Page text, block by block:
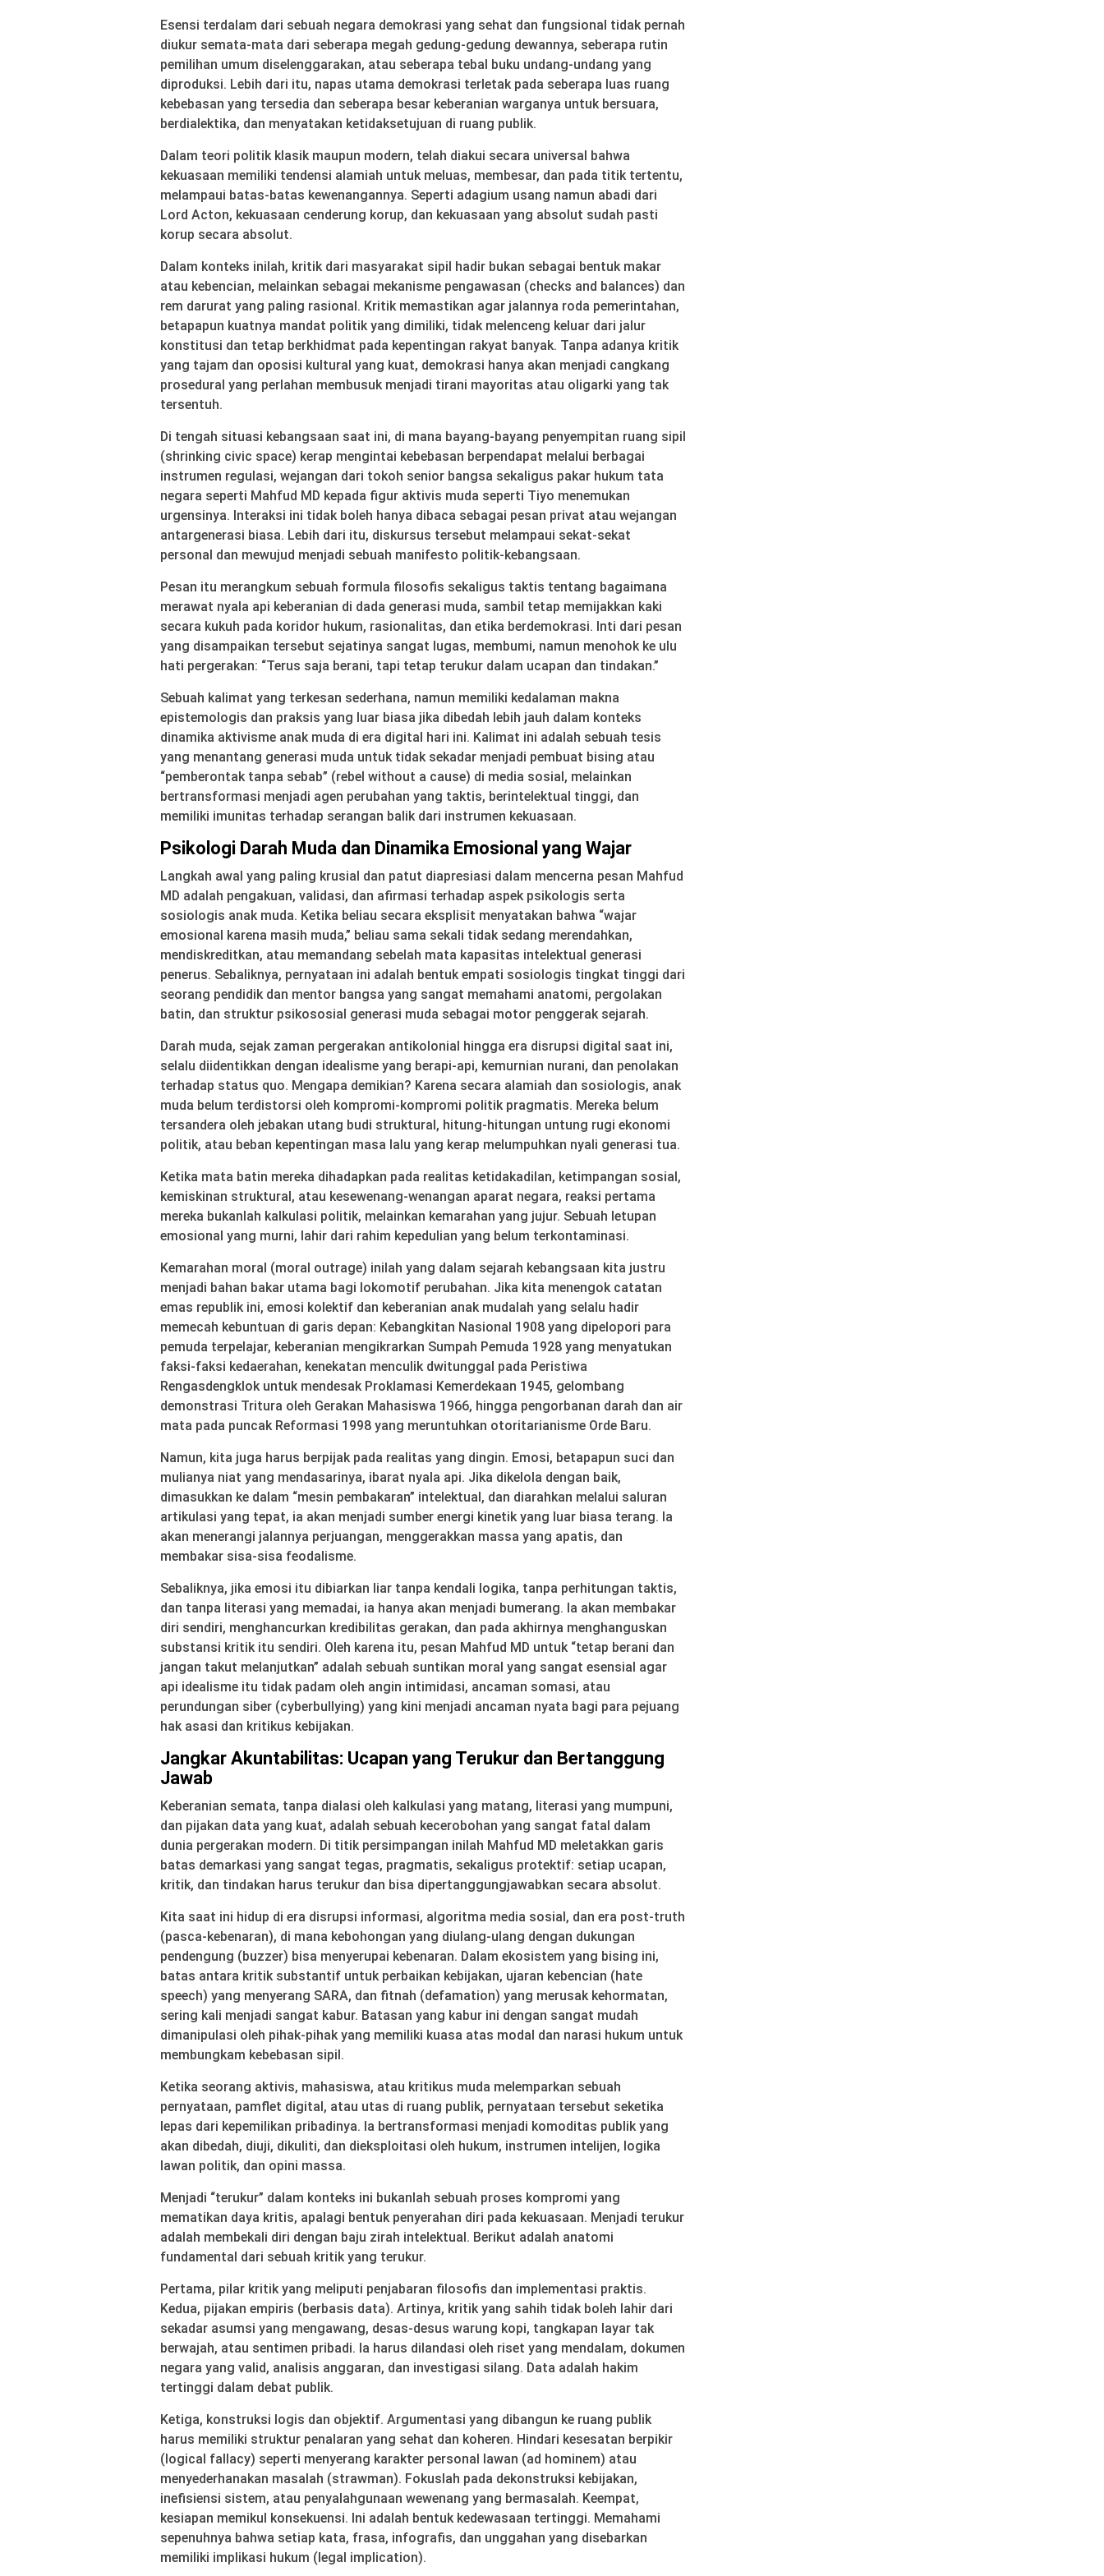
Esensi terdalam dari sebuah negara demokrasi yang sehat dan fungsional tidak pernah
diukur semata-mata dari seberapa megah gedung-gedung dewannya, seberapa rutin
pemilihan umum diselenggarakan, atau seberapa tebal buku undang-undang yang
diproduksi. Lebih dari itu, napas utama demokrasi terletak pada seberapa luas ruang
kebebasan yang tersedia dan seberapa besar keberanian warganya untuk bersuara,
berdialektika, dan menyatakan ketidaksetujuan di ruang publik.
Dalam teori politik klasik maupun modern, telah diakui secara universal bahwa
kekuasaan memiliki tendensi alamiah untuk meluas, membesar, dan pada titik tertentu,
melampaui batas-batas kewenangannya. Seperti adagium usang namun abadi dari
Lord Acton, kekuasaan cenderung korup, dan kekuasaan yang absolut sudah pasti
korup secara absolut.
Dalam konteks inilah, kritik dari masyarakat sipil hadir bukan sebagai bentuk makar
atau kebencian, melainkan sebagai mekanisme pengawasan (checks and balances) dan
rem darurat yang paling rasional. Kritik memastikan agar jalannya roda pemerintahan,
betapapun kuatnya mandat politik yang dimiliki, tidak melenceng keluar dari jalur
konstitusi dan tetap berkhidmat pada kepentingan rakyat banyak. Tanpa adanya kritik
yang tajam dan oposisi kultural yang kuat, demokrasi hanya akan menjadi cangkang
prosedural yang perlahan membusuk menjadi tirani mayoritas atau oligarki yang tak
tersentuh.
Di tengah situasi kebangsaan saat ini, di mana bayang-bayang penyempitan ruang sipil
(shrinking civic space) kerap mengintai kebebasan berpendapat melalui berbagai
instrumen regulasi, wejangan dari tokoh senior bangsa sekaligus pakar hukum tata
negara seperti Mahfud MD kepada figur aktivis muda seperti Tiyo menemukan
urgensinya. Interaksi ini tidak boleh hanya dibaca sebagai pesan privat atau wejangan
antargenerasi biasa. Lebih dari itu, diskursus tersebut melampaui sekat-sekat
personal dan mewujud menjadi sebuah manifesto politik-kebangsaan.
Pesan itu merangkum sebuah formula filosofis sekaligus taktis tentang bagaimana
merawat nyala api keberanian di dada generasi muda, sambil tetap memijakkan kaki
secara kukuh pada koridor hukum, rasionalitas, dan etika berdemokrasi. Inti dari pesan
yang disampaikan tersebut sejatinya sangat lugas, membumi, namun menohok ke ulu
hati pergerakan: “Terus saja berani, tapi tetap terukur dalam ucapan dan tindakan.”
Sebuah kalimat yang terkesan sederhana, namun memiliki kedalaman makna
epistemologis dan praksis yang luar biasa jika dibedah lebih jauh dalam konteks
dinamika aktivisme anak muda di era digital hari ini. Kalimat ini adalah sebuah tesis
yang menantang generasi muda untuk tidak sekadar menjadi pembuat bising atau
“pemberontak tanpa sebab” (rebel without a cause) di media sosial, melainkan
bertransformasi menjadi agen perubahan yang taktis, berintelektual tinggi, dan
memiliki imunitas terhadap serangan balik dari instrumen kekuasaan.
Psikologi Darah Muda dan Dinamika Emosional yang Wajar
Langkah awal yang paling krusial dan patut diapresiasi dalam mencerna pesan Mahfud
MD adalah pengakuan, validasi, dan afirmasi terhadap aspek psikologis serta
sosiologis anak muda. Ketika beliau secara eksplisit menyatakan bahwa “wajar
emosional karena masih muda,” beliau sama sekali tidak sedang merendahkan,
mendiskreditkan, atau memandang sebelah mata kapasitas intelektual generasi
penerus. Sebaliknya, pernyataan ini adalah bentuk empati sosiologis tingkat tinggi dari
seorang pendidik dan mentor bangsa yang sangat memahami anatomi, pergolakan
batin, dan struktur psikososial generasi muda sebagai motor penggerak sejarah.
Darah muda, sejak zaman pergerakan antikolonial hingga era disrupsi digital saat ini,
selalu diidentikkan dengan idealisme yang berapi-api, kemurnian nurani, dan penolakan
terhadap status quo. Mengapa demikian? Karena secara alamiah dan sosiologis, anak
muda belum terdistorsi oleh kompromi-kompromi politik pragmatis. Mereka belum
tersandera oleh jebakan utang budi struktural, hitung-hitungan untung rugi ekonomi
politik, atau beban kepentingan masa lalu yang kerap melumpuhkan nyali generasi tua.
Ketika mata batin mereka dihadapkan pada realitas ketidakadilan, ketimpangan sosial,
kemiskinan struktural, atau kesewenang-wenangan aparat negara, reaksi pertama
mereka bukanlah kalkulasi politik, melainkan kemarahan yang jujur. Sebuah letupan
emosional yang murni, lahir dari rahim kepedulian yang belum terkontaminasi.
Kemarahan moral (moral outrage) inilah yang dalam sejarah kebangsaan kita justru
menjadi bahan bakar utama bagi lokomotif perubahan. Jika kita menengok catatan
emas republik ini, emosi kolektif dan keberanian anak mudalah yang selalu hadir
memecah kebuntuan di garis depan: Kebangkitan Nasional 1908 yang dipelopori para
pemuda terpelajar, keberanian mengikrarkan Sumpah Pemuda 1928 yang menyatukan
faksi-faksi kedaerahan, kenekatan menculik dwitunggal pada Peristiwa
Rengasdengklok untuk mendesak Proklamasi Kemerdekaan 1945, gelombang
demonstrasi Tritura oleh Gerakan Mahasiswa 1966, hingga pengorbanan darah dan air
mata pada puncak Reformasi 1998 yang meruntuhkan otoritarianisme Orde Baru.
Namun, kita juga harus berpijak pada realitas yang dingin. Emosi, betapapun suci dan
mulianya niat yang mendasarinya, ibarat nyala api. Jika dikelola dengan baik,
dimasukkan ke dalam “mesin pembakaran” intelektual, dan diarahkan melalui saluran
artikulasi yang tepat, ia akan menjadi sumber energi kinetik yang luar biasa terang. Ia
akan menerangi jalannya perjuangan, menggerakkan massa yang apatis, dan
membakar sisa-sisa feodalisme.
Sebaliknya, jika emosi itu dibiarkan liar tanpa kendali logika, tanpa perhitungan taktis,
dan tanpa literasi yang memadai, ia hanya akan menjadi bumerang. Ia akan membakar
diri sendiri, menghancurkan kredibilitas gerakan, dan pada akhirnya menghanguskan
substansi kritik itu sendiri. Oleh karena itu, pesan Mahfud MD untuk “tetap berani dan
jangan takut melanjutkan” adalah sebuah suntikan moral yang sangat esensial agar
api idealisme itu tidak padam oleh angin intimidasi, ancaman somasi, atau
perundungan siber (cyberbullying) yang kini menjadi ancaman nyata bagi para pejuang
hak asasi dan kritikus kebijakan.
Jangkar Akuntabilitas: Ucapan yang Terukur dan Bertanggung
Jawab
Keberanian semata, tanpa dialasi oleh kalkulasi yang matang, literasi yang mumpuni,
dan pijakan data yang kuat, adalah sebuah kecerobohan yang sangat fatal dalam
dunia pergerakan modern. Di titik persimpangan inilah Mahfud MD meletakkan garis
batas demarkasi yang sangat tegas, pragmatis, sekaligus protektif: setiap ucapan,
kritik, dan tindakan harus terukur dan bisa dipertanggungjawabkan secara absolut.
Kita saat ini hidup di era disrupsi informasi, algoritma media sosial, dan era post-truth
(pasca-kebenaran), di mana kebohongan yang diulang-ulang dengan dukungan
pendengung (buzzer) bisa menyerupai kebenaran. Dalam ekosistem yang bising ini,
batas antara kritik substantif untuk perbaikan kebijakan, ujaran kebencian (hate
speech) yang menyerang SARA, dan fitnah (defamation) yang merusak kehormatan,
sering kali menjadi sangat kabur. Batasan yang kabur ini dengan sangat mudah
dimanipulasi oleh pihak-pihak yang memiliki kuasa atas modal dan narasi hukum untuk
membungkam kebebasan sipil.
Ketika seorang aktivis, mahasiswa, atau kritikus muda melemparkan sebuah
pernyataan, pamflet digital, atau utas di ruang publik, pernyataan tersebut seketika
lepas dari kepemilikan pribadinya. Ia bertransformasi menjadi komoditas publik yang
akan dibedah, diuji, dikuliti, dan dieksploitasi oleh hukum, instrumen intelijen, logika
lawan politik, dan opini massa.
Menjadi “terukur” dalam konteks ini bukanlah sebuah proses kompromi yang
mematikan daya kritis, apalagi bentuk penyerahan diri pada kekuasaan. Menjadi terukur
adalah membekali diri dengan baju zirah intelektual. Berikut adalah anatomi
fundamental dari sebuah kritik yang terukur.
Pertama, pilar kritik yang meliputi penjabaran filosofis dan implementasi praktis.
Kedua, pijakan empiris (berbasis data). Artinya, kritik yang sahih tidak boleh lahir dari
sekadar asumsi yang mengawang, desas-desus warung kopi, tangkapan layar tak
berwajah, atau sentimen pribadi. Ia harus dilandasi oleh riset yang mendalam, dokumen
negara yang valid, analisis anggaran, dan investigasi silang. Data adalah hakim
tertinggi dalam debat publik.
Ketiga, konstruksi logis dan objektif. Argumentasi yang dibangun ke ruang publik
harus memiliki struktur penalaran yang sehat dan koheren. Hindari kesesatan berpikir
(logical fallacy) seperti menyerang karakter personal lawan (ad hominem) atau
menyederhanakan masalah (strawman). Fokuslah pada dekonstruksi kebijakan,
inefisiensi sistem, atau penyalahgunaan wewenang yang bermasalah. Keempat,
kesiapan memikul konsekuensi. Ini adalah bentuk kedewasaan tertinggi. Memahami
sepenuhnya bahwa setiap kata, frasa, infografis, dan unggahan yang disebarkan
memiliki implikasi hukum (legal implication).